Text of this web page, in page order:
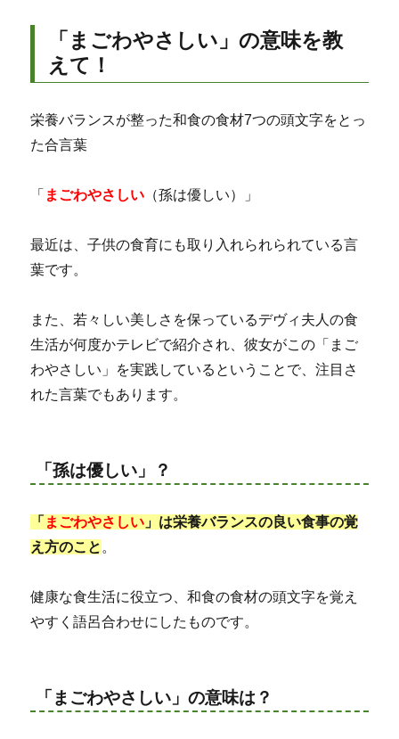
「まごわやさしい」の意味を教
えて！
栄養バランスが整った和食の食材7つの頭文字をとっ
た合言葉
「 まごわやさしい （孫は優しい）」
最近は、子供の食育にも取り入れられられている言
葉です。
また、若々しい美しさを保っているデヴィ夫人の食
生活が何度かテレビで紹介され、彼女がこの「まご
わやさしい」を実践しているということで、注目さ
れた言葉でもあります。
「孫は優しい」？
「 まごわやさしい 」は栄養バランスの良い食事の覚
え方のこと 。
健康な食生活に役立つ、和食の食材の頭文字を覚え
やすく語呂合わせにしたものです。
「まごわやさしい」の意味は？